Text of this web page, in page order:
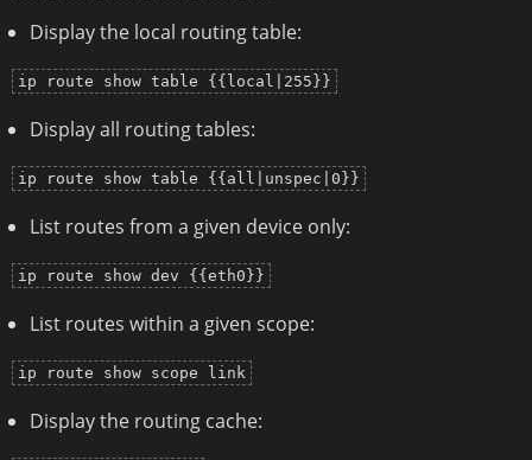
Display the local routing table:
ip route show table {{local|255}}
Display all routing tables:
ip route show table {{all|unspec|0}}
List routes from a given device only:
ip route show dev {{eth0}}
List routes within a given scope:
ip route show scope link
Display the routing cache: